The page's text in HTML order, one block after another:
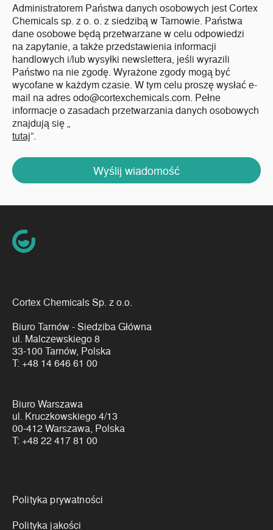
Administratorem Państwa danych osobowych jest Cortex
Chemicals sp. z o. o. z siedzibą w Tarnowie. Państwa
dane osobowe będą przetwarzane w celu odpowiedzi
na zapytanie, a także przedstawienia informacji
handlowych i/lub wysyłki newslettera, jeśli wyrazili
Państwo na nie zgodę. Wyrażone zgody mogą być
wycofane w każdym czasie. W tym celu proszę wysłać e-
mail na adres odo@cortexchemicals.com. Pełne
informacje o zasadach przetwarzania danych osobowych
znajdują się „
tutaj”.
Wyślij wiadomość
Cortex Chemicals Sp. z o.o.
Biuro Tarnów - Siedziba Główna
ul. Malczewskiego 8
33-100 Tarnów, Polska
T: +48 14 646 61 00
Biuro Warszawa
ul. Kruczkowskiego 4/13
00-412 Warszawa, Polska
T: +48 22 417 81 00
Linki
Polityka prywatności
Polityka jakości